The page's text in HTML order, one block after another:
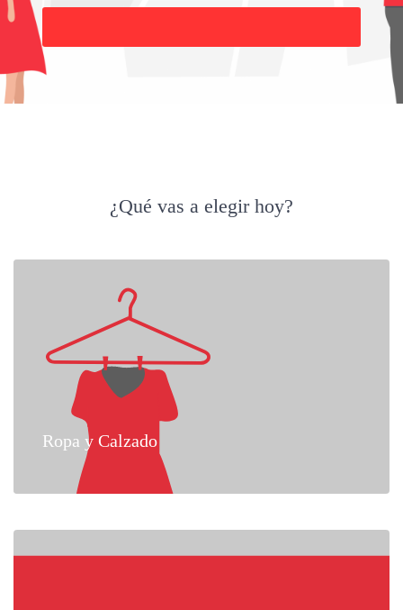
¿Qué vas a elegir hoy?
Ropa y Calzado